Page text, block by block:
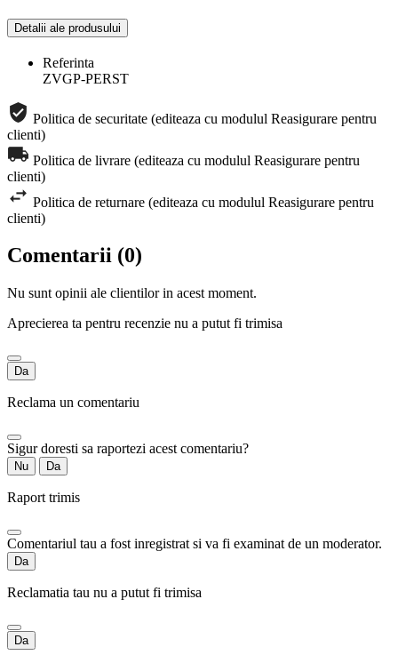
Detalii ale produsului
Referinta
ZVGP-PERST
Politica de securitate (editeaza cu modulul Reasigurare pentru
clienti)
Politica de livrare (editeaza cu modulul Reasigurare pentru
clienti)
Politica de returnare (editeaza cu modulul Reasigurare pentru
clienti)
Comentarii (0)
Nu sunt opinii ale clientilor in acest moment.
Aprecierea ta pentru recenzie nu a putut fi trimisa
Da
Reclama un comentariu
Sigur doresti sa raportezi acest comentariu?
Nu Da
Raport trimis
Comentariul tau a fost inregistrat si va fi examinat de un moderator.
Da
Reclamatia tau nu a putut fi trimisa
Da